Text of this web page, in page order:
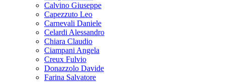
Calvino Giuseppe
Capezzuto Leo
Carnevali Daniele
Celardi Alessandro
Chiara Claudio
Ciampani Angela
Creux Fulvio
Donazzolo Davide
Farina Salvatore